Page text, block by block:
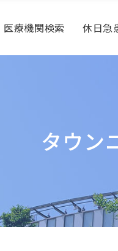
医療機関検索 休日急
タウン